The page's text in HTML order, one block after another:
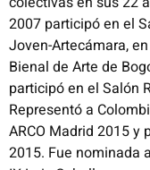
2007 participó en el
Joven-Artecámara,
Bienal de Arte de
participó en el Salón
Representó a
ARCO Madrid 2015 y
2015. Fue nominada